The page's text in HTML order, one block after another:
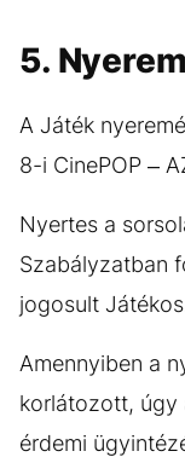
5.
A Játék
8-i CinePOP –
Nyertes a
Szabályzatban
jogosult
Amennyiben a
korlátozott, úgy
érdemi